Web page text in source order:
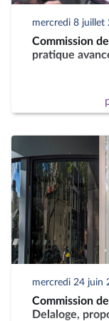
mercredi 8 juillet
Commission
pratique
mercredi 24 juin
Commission
Delaloge,